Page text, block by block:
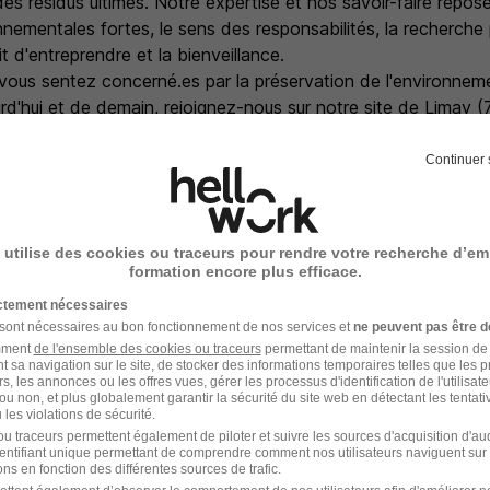
fortes, le sens des responsabilités, la recherche
d'entreprendre et la bienveillance.
sentez concerné.es par la préservation de
et de demain, rejoignez-nous sur notre site de Limay
: Juriste Senior F/H en droit des affaires ayant de fortes
et international)
inclusive, Veolia s'engage pour la diversité et accorde la
sans discrimination.
inclusive, Veolia s'engage pour la diversité et accorde la
sans discrimination.
recrutement
Continuer
utilise des cookies ou traceurs pour rendre votre recherche
formation encore plus efficace.
nécessaires
nécessaires au bon fonctionnement de nos services et ne peuvent pas être
de l'ensemble des cookies ou traceurspermettant de maintenir la session
sa navigation sur le site, de stocker des informations temporaires telles que les
les annonces ou les offres vues, gérer les processus d'identification de
non, et plus globalement garantir la sécurité du site web en détectant les
violations de sécurité.
traceurs permettent également de piloter et suivre les sources d'acquisition
unique permettant de comprendre comment nos utilisateurs naviguent sur
en fonction des différentes sources de trafic.